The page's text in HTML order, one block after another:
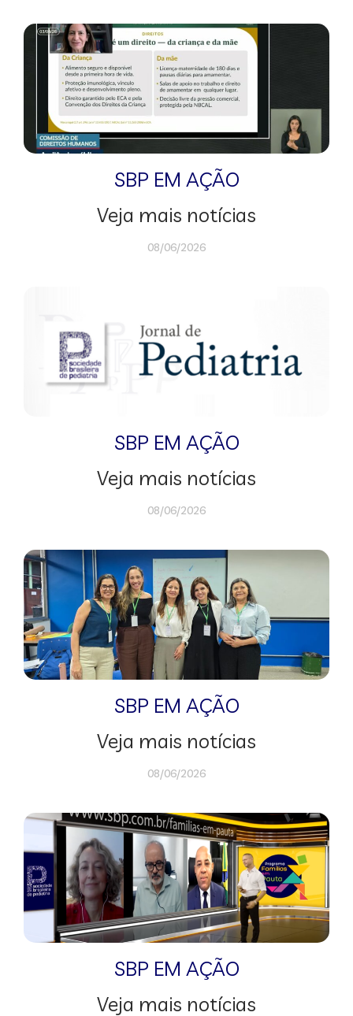
SBP EM AÇÃO
Veja mais notícias
08/06/2026
SBP EM AÇÃO
Veja mais notícias
08/06/2026
SBP EM AÇÃO
Veja mais notícias
08/06/2026
SBP EM AÇÃO
Veja mais notícias